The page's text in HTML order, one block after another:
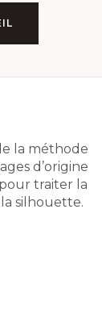
la méthode
d’origine
traiter la
silhouette.